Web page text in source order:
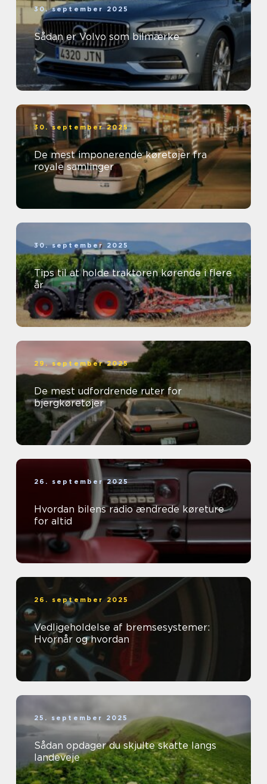
30. september 2025
Sådan er Volvo som bilmærke
30. september 2025
De mest imponerende køretøjer fra
royale samlinger
30. september 2025
Tips til at holde traktoren kørende i flere
år
29. september 2025
De mest udfordrende ruter for
bjergkøretøjer
26. september 2025
Hvordan bilens radio ændrede køreture
for altid
26. september 2025
Vedligeholdelse af bremsesystemer:
Hvornår og hvordan
25. september 2025
Sådan opdager du skjulte skatte langs
landeveje